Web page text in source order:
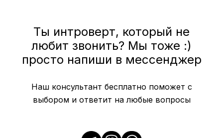
Ты интроверт, который не
любит звонить? Мы тоже :)
просто напиши в мессенджер
Наш консультант бесплатно поможет с
выбором и ответит на любые вопросы